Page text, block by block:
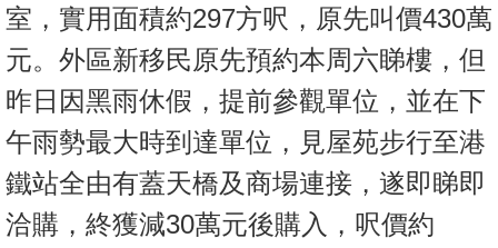
據
公
佈
置
業
手
冊
室，實用面積約297方呎，原先叫價430萬
元。外區新移民原先預約本周六睇樓，但
昨日因黑雨休假，提前參觀單位，並在下
午雨勢最大時到達單位，見屋苑步行至港
鐵站全由有蓋天橋及商場連接，遂即睇即
洽購，終獲減30萬元後購入，呎價約